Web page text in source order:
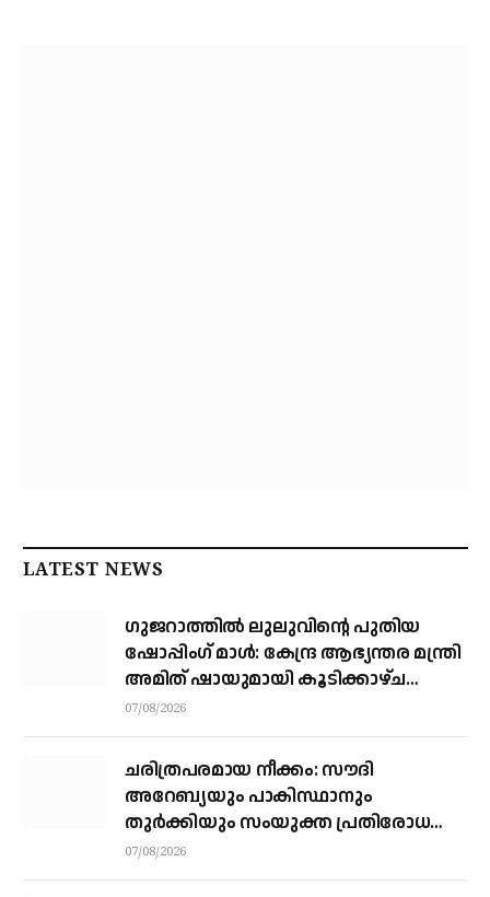
LATEST NEWS
ഗുജറാത്തിൽ ലുലുവിന്റെ പുതിയ
ഷോപ്പിംഗ് മാൾ: കേന്ദ്ര ആഭ്യന്തര മന്ത്രി
അമിത് ഷായുമായി കൂടിക്കാഴ്ച
നടത്തി എം.എ യൂസഫലി
07/08/2026
ചരിത്രപരമായ നീക്കം: സൗദി
അറേബ്യയും പാകിസ്ഥാനും
തുർക്കിയും സംയുക്ത പ്രതിരോധ
കരാറിൽ ഒപ്പുവെക്കുന്നു,
07/08/2026